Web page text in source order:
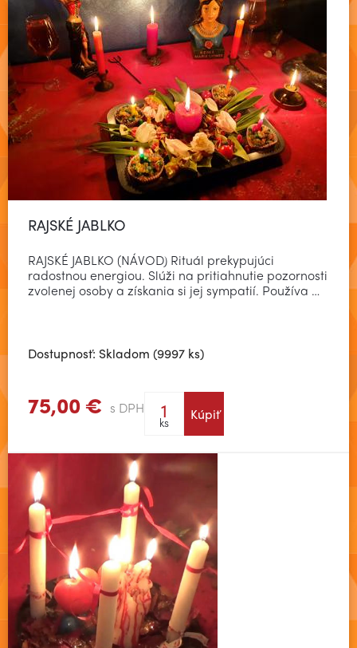
RAJSKÉ JABLKO
RAJSKÉ JABLKO (NÁVOD) Rituál prekypujúci
radostnou energiou. Slúži na pritiahnutie pozornosti
zvolenej osoby a získania si jej sympatií. Používa …
Dostupnosť: Skladom (9997 ks)
75,00 € s DPH
ks Kúpiť
Zobraziť viac